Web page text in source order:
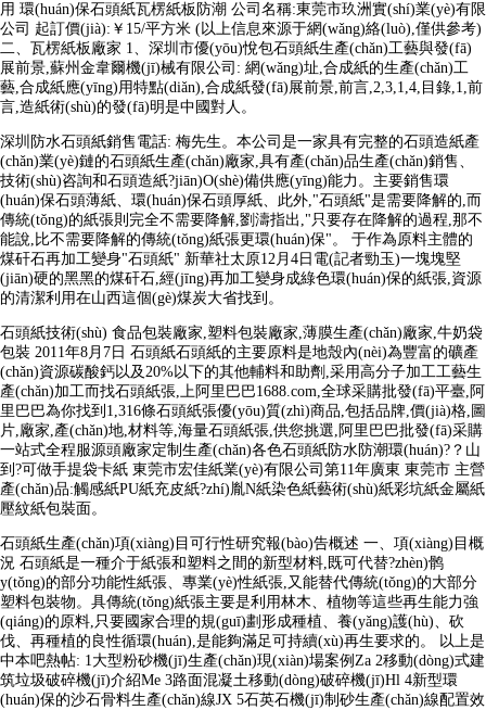
用 環(huán)保石頭紙瓦楞紙板防潮 公司名稱:東莞市玖洲實(shí)業(yè)有限
公司 起訂價(jià):￥15/平方米 (以上信息來源于網(wǎng)絡(luò),僅供參考)
二、瓦楞紙板廠家 1、深圳市優(yōu)悅包石頭紙生產(chǎn)工藝與發(fā)
展前景,蘇州金韋爾機(jī)械有限公司: 網(wǎng)址,合成紙的生產(chǎn)工
藝,合成紙應(yīng)用特點(diǎn),合成紙發(fā)展前景,前言,2,3,1,4,目錄,1,前
言,造紙術(shù)的發(fā)明是中國對人。
深圳防水石頭紙銷售電話: 梅先生。本公司是一家具有完整的石頭造紙產
(chǎn)業(yè)鏈的石頭紙生產(chǎn)廠家,具有產(chǎn)品生產(chǎn)銷售、
技術(shù)咨詢和石頭造紙?jiān)O(shè)備供應(yīng)能力。主要銷售環
(huán)保石頭薄紙、環(huán)保石頭厚紙、此外,"石頭紙"是需要降解的,而
傳統(tǒng)的紙張則完全不需要降解,劉濤指出,"只要存在降解的過程,那不
能說,比不需要降解的傳統(tǒng)紙張更環(huán)保"。 于作為原料主體的
煤矸石再加工變身"石頭紙" 新華社太原12月4日電(記者勁玉)一塊塊堅
(jiān)硬的黑黑的煤矸石,經(jīng)再加工變身成綠色環(huán)保的紙張,資源
的清潔利用在山西這個(gè)煤炭大省找到。
石頭紙技術(shù) 食品包裝廠家,塑料包裝廠家,薄膜生產(chǎn)廠家,牛奶袋
包裝 2011年8月7日 石頭紙石頭紙的主要原料是地殼內(nèi)為豐富的礦產
(chǎn)資源碳酸鈣以及20%以下的其他輔料和助劑,采用高分子加工工藝生
產(chǎn)加工而找石頭紙張,上阿里巴巴1688.com,全球采購批發(fā)平臺,阿
里巴巴為你找到1,316條石頭紙張優(yōu)質(zhì)商品,包括品牌,價(jià)格,圖
片,廠家,產(chǎn)地,材料等,海量石頭紙張,供您挑選,阿里巴巴批發(fā)采購
一站式全程服源頭廠家定制生產(chǎn)各色石頭紙防水防潮環(huán)?？山
到?可做手提袋卡紙 東莞市宏佳紙業(yè)有限公司第11年廣東 東莞市 主營
產(chǎn)品:觸感紙PU紙充皮紙?zhí)胤N紙染色紙藝術(shù)紙彩坑紙金屬紙
壓紋紙包裝面。
石頭紙生產(chǎn)項(xiàng)目可行性研究報(bào)告概述 一、項(xiàng)目概
況 石頭紙是一種介于紙張和塑料之間的新型材料,既可代替?zhèn)鹘
y(tǒng)的部分功能性紙張、專業(yè)性紙張,又能替代傳統(tǒng)的大部分
塑料包裝物。具傳統(tǒng)紙張主要是利用林木、植物等這些再生能力強
(qiáng)的原料,只要國家合理的規(guī)劃形成種植、養(yǎng)護(hù)、砍
伐、再種植的良性循環(huán),是能夠滿足可持續(xù)再生要求的。 以上是
中本吧熱帖: 1大型粉砂機(jī)生產(chǎn)現(xiàn)場案例Za 2移動(dòng)式建
筑垃圾破碎機(jī)介紹Me 3路面混凝土移動(dòng)破碎機(jī)Hl 4新型環
(huán)保的沙石骨料生產(chǎn)線JX 5石英石機(jī)制砂生產(chǎn)線配置效